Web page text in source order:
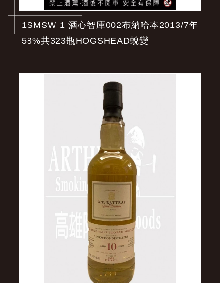
1SMSW-1 酒心智庫002布納哈本2013/7年
58%共323瓶HOGSHEAD蛻變